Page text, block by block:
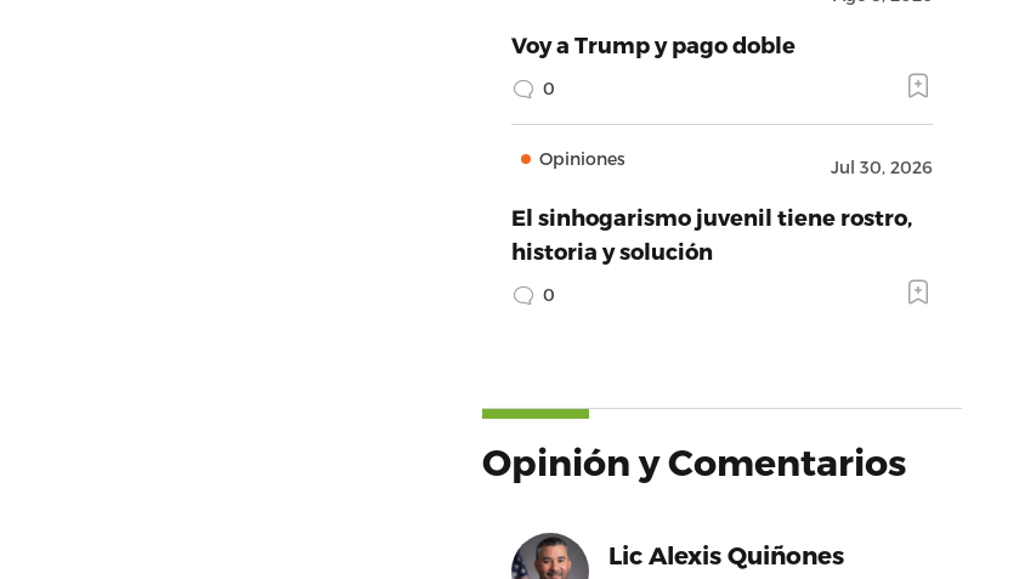
Voy a Trump y pago doble
0
Opiniones Jul 30, 2026
El sinhogarismo juvenil tiene rostro,
historia y solución
0
Opinión y Comentarios
Lic Alexis Quiñones